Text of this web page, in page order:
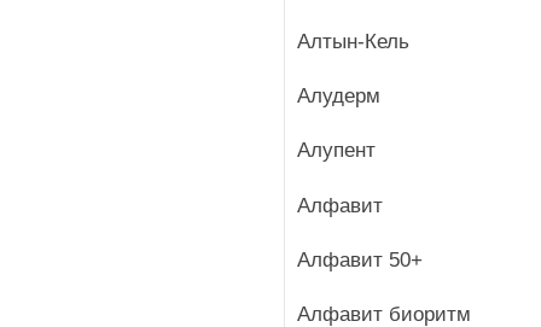
Алтын-Кель
Алудерм
Алупент
Алфавит
Алфавит 50+
Алфавит биоритм